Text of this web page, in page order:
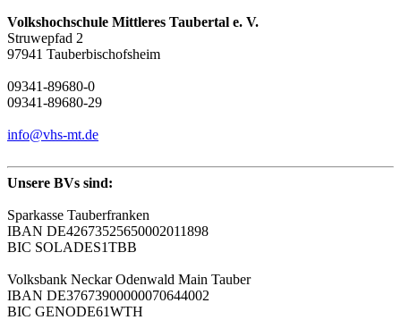
Volkshochschule Mittleres Taubertal e. V.
Struwepfad 2
97941 Tauberbischofsheim
09341-89680-0
09341-89680-29
info@vhs-mt.de
Unsere BVs sind:
Sparkasse Tauberfranken
IBAN DE42673525650002011898
BIC SOLADES1TBB
Volksbank Neckar Odenwald Main Tauber
IBAN DE37673900000070644002
BIC GENODE61WTH